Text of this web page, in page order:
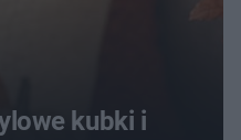
kubki i